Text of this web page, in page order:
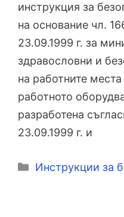
инструкция за
на основание чл.
23.09.1999 г. за
здравословни и
на работните
работното
разработена
23.09.1999 г. и
Категории
Инструкции за